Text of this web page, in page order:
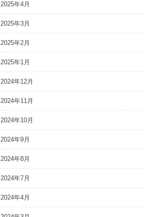
2025年4月
2025年3月
2025年2月
2025年1月
2024年12月
2024年11月
2024年10月
2024年9月
2024年8月
2024年7月
2024年4月